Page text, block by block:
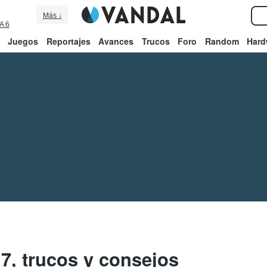
6
Más ↓
Juegos Reportajes Avances Trucos Foro Random
trucos y consejos